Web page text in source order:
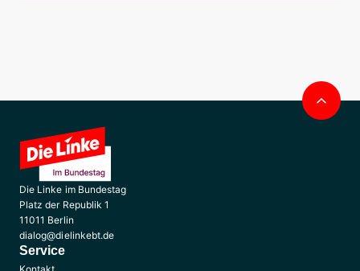
Die Linke im Bundestag
Platz der Republik 1
11011 Berlin
dialog@dielinkebt.de
Service